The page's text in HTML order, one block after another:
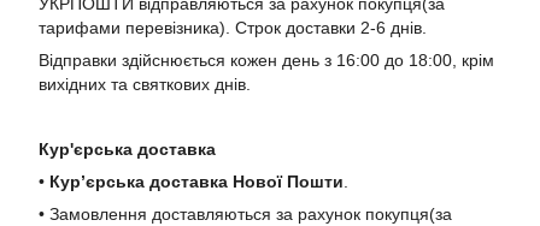
тарифами перевізника). Строк доставки 2-6 днів.
Відправки здійснюється кожен день з 16:00 до 18:00, крім
вихідних та святкових днів.
Кур'єрська доставка
• Кур’єрська доставка Нової Пошти
• Замовлення доставляються за рахунок покупця(за